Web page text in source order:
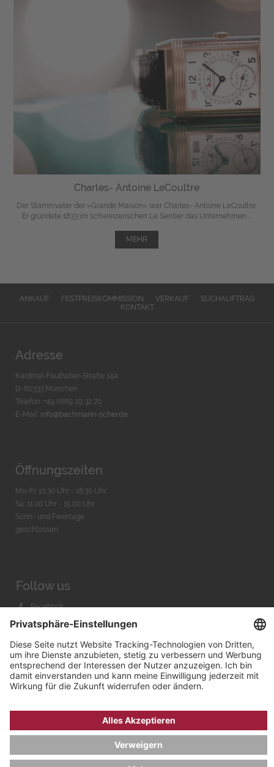
Charles- Antoine LeCoultre
Der Stammvater der »Grande Maison« war Charles- Antoine LeCoultre.
Er gründete 1833 im schweizerischen Le Sentier das Unternehmen ...
MEHR
ANKAUF FESTPREISKOMMISSION VERKAUF
SUCHAUFTRAG
KONTAKT
Adresse
Kardinal-Faulhaber-Straße 14a
D-80333 München
Telefon: +49 (0)89 29 32 70
E-Mail: info@bachmann-scher.de
Öffnungszeiten
Mo-Fr. 10:30 Uhr - 18:30 Uhr
Sa. 11:00 Uhr - 15.00 Uhr
Sonn- und Feiertage
geschlossen
Follow us
Facebook
Instagram
Youtube
Bachmann & Scher GmbH / Watchandco GmbH
DATENSCHUTZ IMPRESSUM
VERSANDKOSTEN